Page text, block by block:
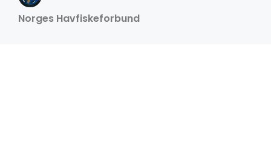
Norges Havfiskeforbund